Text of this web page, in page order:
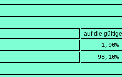
auf die
     1,90
%
    98,10
%